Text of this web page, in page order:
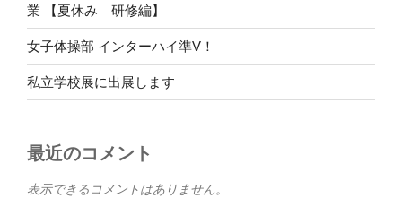
業 【夏休み 研修編】
女子体操部 インターハイ準V！
私立学校展に出展します
最近のコメント
表示できるコメントはありません。